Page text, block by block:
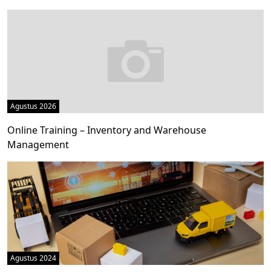
Agustus 2026
Online Training – Inventory and Warehouse
Management
Agustus 2024